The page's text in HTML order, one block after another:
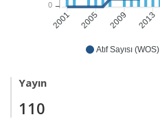
Atıf Sayısı (WOS)
2001 2005 2009 2013
0
Yayın
110